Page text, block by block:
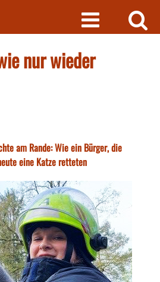
nur wieder
am Rande: Wie ein Bürger, die
eine Katze retteten